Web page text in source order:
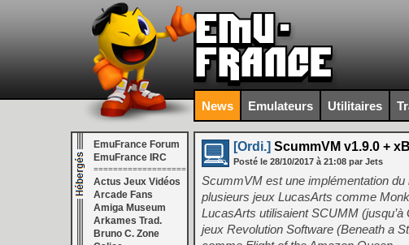
News Emulateurs Utilitaires
EmuFrance Forum
EmuFrance IRC
===================
Actus Jeux Vidéos
Arcade Fans
Amiga Museum
Arkames Trad.
Bruno C. Zone
[Ordi.] ScummVM v1.9.0 +
Posté le 28/10/2017 à 21:08 par Jets
ScummVM est une implémentation
plusieurs jeux LucasArts comme
LucasArts utilisaient SCUMM
jeux Revolution Software (Beneath a